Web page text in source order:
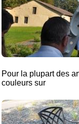
Pour la plupart des
couleurs sur